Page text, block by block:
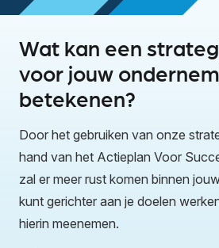
Wat kan een
voor jouw
betekenen?
Door het gebruiken van onze
hand van het Actieplan Voor
zal er meer rust komen binnen
kunt gerichter aan je doelen
hierin meenemen.